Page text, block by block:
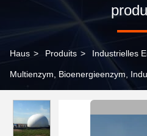
Haus > Produits > Industrielles
Multienzym, Bioenergieenzym,